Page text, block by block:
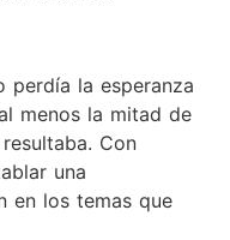
perdía la esperanza
menos la mitad de
Con
una
en los temas que